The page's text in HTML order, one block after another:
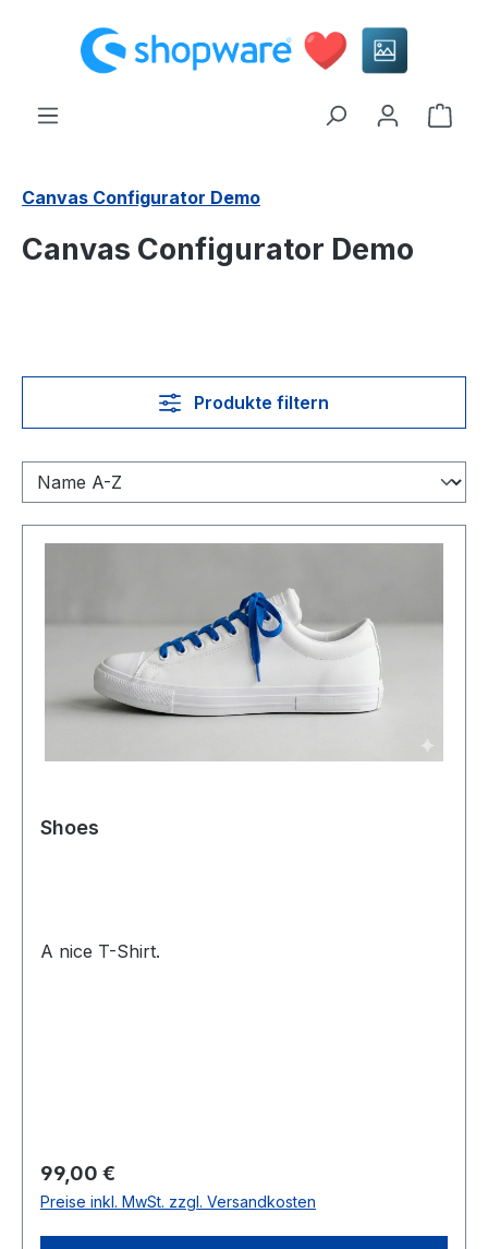
springen
Canvas Configurator Demo
Canvas Configurator Demo
Produkte filtern
Shoes
A nice T-Shirt.
Regulärer Preis:
99,00 €
Preise inkl. MwSt. zzgl. Versandkosten